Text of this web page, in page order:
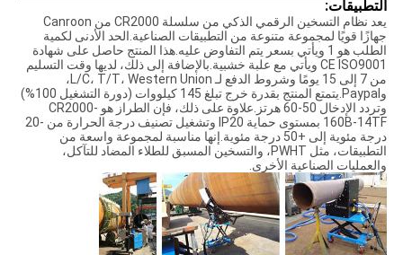
التطبيقات:
يعد نظام التسخين الرقمي الذكي من سلسلة CR2000 من Canroon
جهازًا قويًا لمجموعة متنوعة من التطبيقات الصناعية.الحد الأدنى لكمية
الطلب هو 1 ويأتي بسعر يتم التفاوض عليه.هذا المنتج حاصل على شهادة
CE ISO9001 ويأتي مع علبة خشبية.بالإضافة إلى ذلك، لديها وقت التسليم
من 7 إلى 15 يومًا وشروط الدفع لـ L/C، T/T، Western Union،
وPaypal.يتمتع المنتج بقدرة خرج تبلغ 145 كيلووات (دورة التشغيل 100%)
وتردد الإدخال 50-60 هرتز.علاوة على ذلك، فإن الطراز هو CR2000-
160B-14TF بمستوى حماية IP20 وتشغيل تصنيف درجة الحرارة من -20
درجة مئوية إلى +50 درجة مئوية.إنها مناسبة لمجموعة واسعة من
التطبيقات، مثل PWHT، والتسخين المسبق للطلاء المضاد للتآكل،
والعمليات الصناعية الأخرى.